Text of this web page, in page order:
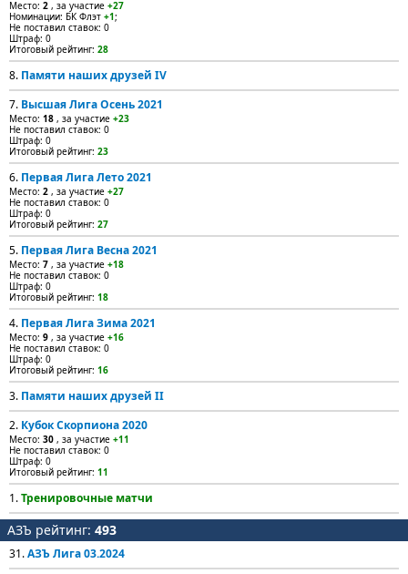
Место: 2 , за участие +27
Номинации: БК Флэт +1;
Не поставил ставок: 0
Штраф: 0
Итоговый рейтинг: 28
8. Памяти наших друзей IV
7. Высшая Лига Осень 2021
Место: 18 , за участие +23
Не поставил ставок: 0
Штраф: 0
Итоговый рейтинг: 23
6. Первая Лига Лето 2021
Место: 2 , за участие +27
Не поставил ставок: 0
Штраф: 0
Итоговый рейтинг: 27
5. Первая Лига Весна 2021
Место: 7 , за участие +18
Не поставил ставок: 0
Штраф: 0
Итоговый рейтинг: 18
4. Первая Лига Зима 2021
Место: 9 , за участие +16
Не поставил ставок: 0
Штраф: 0
Итоговый рейтинг: 16
3. Памяти наших друзей II
2. Кубок Скорпиона 2020
Место: 30 , за участие +11
Не поставил ставок: 0
Штраф: 0
Итоговый рейтинг: 11
1.Тренировочные матчи
АЗЪ рейтинг: 493
31.АЗЪ Лига 03.2024